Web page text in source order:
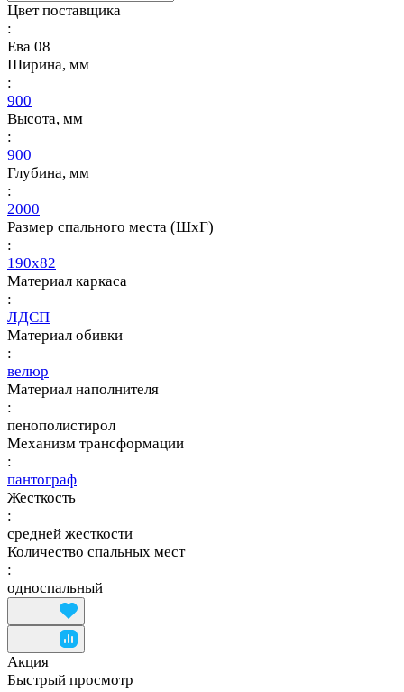
Цвет поставщика
:
Ева 08
Ширина, мм
:
900
Высота, мм
:
900
Глубина, мм
:
2000
Размер спального места (ШхГ)
:
190х82
Материал каркаса
:
ЛДСП
Материал обивки
:
велюр
Материал наполнителя
:
пенополистирол
Механизм трансформации
:
пантограф
Жесткость
:
средней жесткости
Количество спальных мест
:
односпальный
Акция
Быстрый просмотр